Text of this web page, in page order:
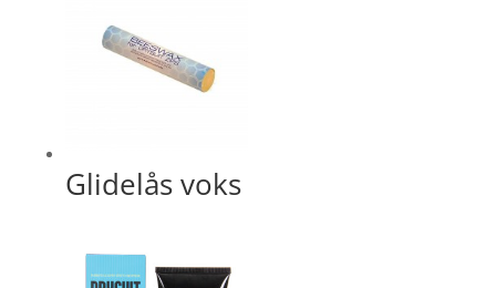
Glidelås voks